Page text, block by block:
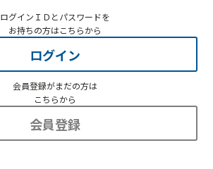
ログインＩＤとパスワードを
お持ちの方はこちらから
ログイン
会員登録がまだの方は
こちらから
会員登録